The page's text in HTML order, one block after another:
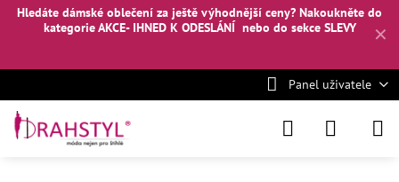
✕
Hledáte dámské oblečení za ještě výhodnější ceny? Nakoukněte do
kategorie AKCE- IHNED K ODESLÁNÍ nebo do sekce SLEVY
Panel uživatele